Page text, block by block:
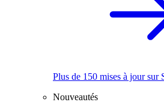
Plus de 150 mises à jour sur
Nouveautés